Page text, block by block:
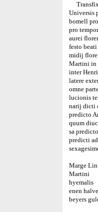
Universis
bomell
pro
aurei
festo
midij
Martini in
inter
latere
omne
lucionis
narij dicti
predicto
quum
sa
predicti
Marge
Martini
hyemalis
enen
beyers